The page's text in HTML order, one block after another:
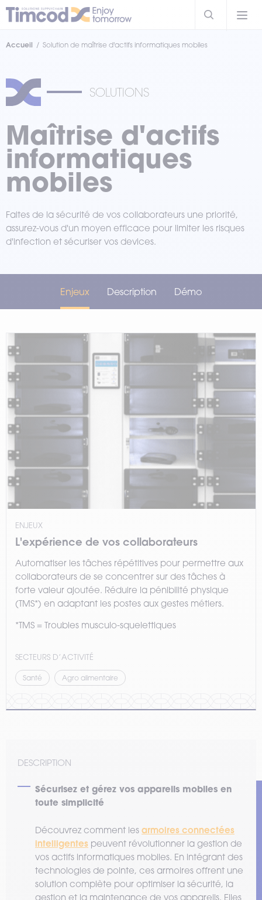
Accueil Solution de maîtrise d'actifs informatiques mobiles
SOLUTIONS
Maîtrise d'actifs
informatiques
mobiles
Faites de la sécurité de vos collaborateurs une priorité,
assurez-vous d'un moyen efficace pour limiter les risques
d'infection et sécuriser vos devices.
Enjeux Description Démo
ENJEUX
L'expérience de vos collaborateurs
Automatiser les tâches répétitives pour permettre aux
collaborateurs de se concentrer sur des tâches à
forte valeur ajoutée. Réduire la pénibilité physique
(TMS*) en adaptant les postes aux gestes métiers.
*TMS = Troubles musculo-squelettiques
SECTEURS D’ACTIVITÉ
Santé Agro alimentaire
DESCRIPTION
Sécurisez et gérez vos appareils mobiles en
toute simplicité
Découvrez comment les armoires connectées
intelligentes peuvent révolutionner la gestion de
vos actifs informatiques mobiles. En intégrant des
technologies de pointe, ces armoires offrent une
solution complète pour optimiser la sécurité, la
gestion et la maintenance de vos appareils. Elles